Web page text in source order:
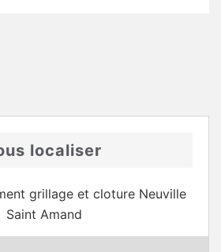
localiser
grillage et cloture Neuville
Saint Amand